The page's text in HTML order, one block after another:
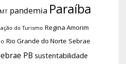
pandemia Paraíba
do Turismo Regina Amorim
Rio Grande do Norte Sebrae
PB sustentabilidade